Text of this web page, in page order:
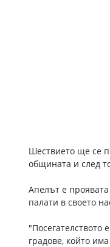
Шествието ще се
общината и след
Апелът е
палати в своето
градове, който